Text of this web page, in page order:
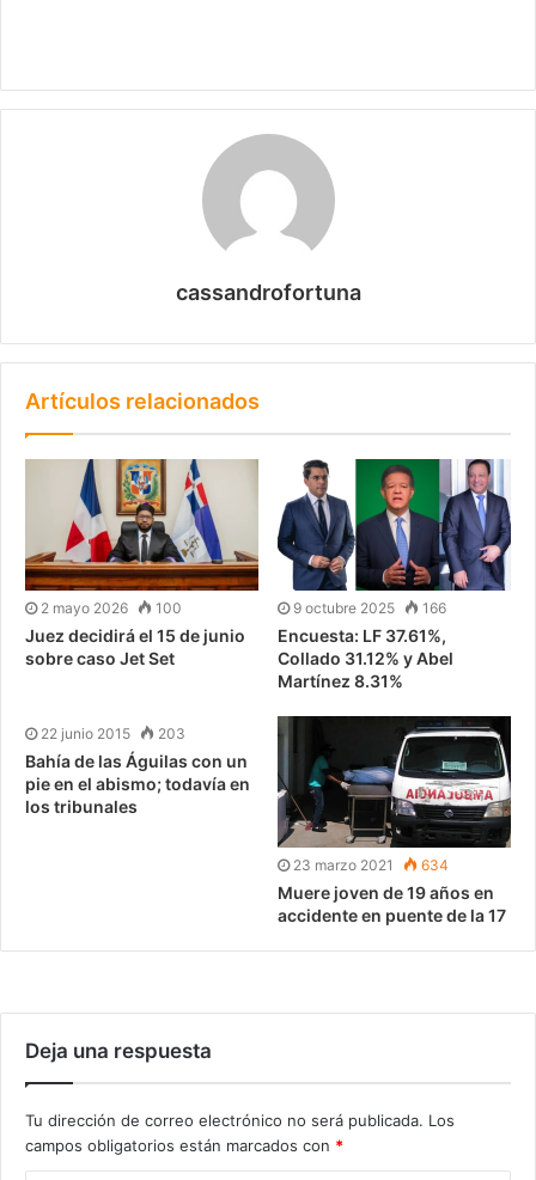
cassandrofortuna
Artículos relacionados
2 mayo 2026 100
Juez decidirá el 15 de junio
sobre caso Jet Set
9 octubre 2025 166
Encuesta: LF 37.61%,
Collado 31.12% y Abel
Martínez 8.31%
22 junio 2015 203
Bahía de las Águilas con un
pie en el abismo; todavía en
los tribunales
23 marzo 2021 634
Muere joven de 19 años en
accidente en puente de la 17
Deja una respuesta
Tu dirección de correo electrónico no será publicada. Los
campos obligatorios están marcados con *